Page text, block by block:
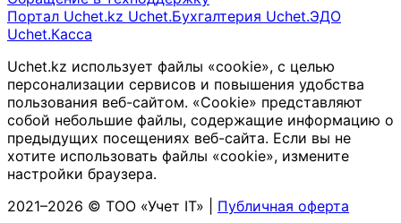
Портал Uchet.kz Uchet.Бухгалтерия Uchet.ЭДО
Uchet.Касса
Uchet.kz использует файлы «cookie», с целью
персонализации сервисов и повышения удобства
пользования веб-сайтом. «Cookie» представляют
собой небольшие файлы, содержащие информацию о
предыдущих посещениях веб-сайта. Если вы не
хотите использовать файлы «cookie», измените
настройки браузера.
2021–2026 © ТОО «Учет IT» | Публичная оферта